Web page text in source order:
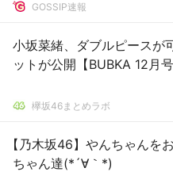
GOSSIP速報
小坂菜緒、ダブルピースが
ットが公開【BUBKA 12月号
欅坂46まとめラボ
【乃木坂46】やんちゃんを
ちゃん達(*´∀｀*)